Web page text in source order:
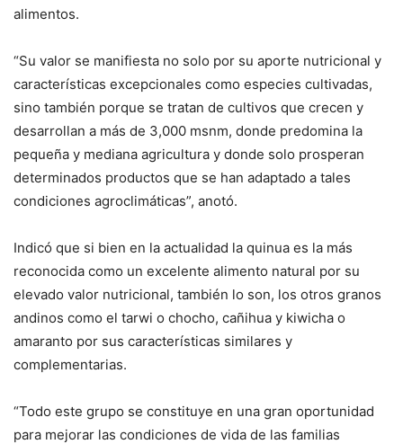
alimentos.
“Su valor se manifiesta no solo por su aporte nutricional y
características excepcionales como especies cultivadas,
sino también porque se tratan de cultivos que crecen y
desarrollan a más de 3,000 msnm, donde predomina la
pequeña y mediana agricultura y donde solo prosperan
determinados productos que se han adaptado a tales
condiciones agroclimáticas”, anotó.
Indicó que si bien en la actualidad la quinua es la más
reconocida como un excelente alimento natural por su
elevado valor nutricional, también lo son, los otros granos
andinos como el tarwi o chocho, cañihua y kiwicha o
amaranto por sus características similares y
complementarias.
“Todo este grupo se constituye en una gran oportunidad
para mejorar las condiciones de vida de las familias